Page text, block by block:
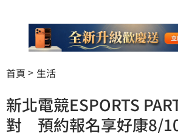
首頁 生活
新北電競ESPORTS
對 預約報名享好康8/